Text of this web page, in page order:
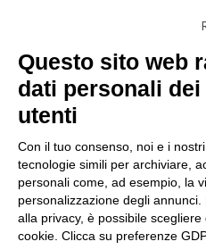
I nostri punti di ritiro e
maggiori
Torino|Milano|Roma|
Napoli|
Questo sito web
dati personali
utenti
Con il tuo consenso, noi e i
tecnologie simili per archiviare,
personali come, ad esempio, la
personalizzazione degli
alla privacy, è possibile
cookie. Clicca su preferenze